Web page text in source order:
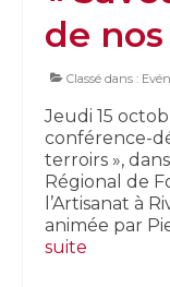
de
Classé dans :
Jeudi 15
conférence-
terroirs »,
Régional de
l’Artisanat à
animée par
suite­­